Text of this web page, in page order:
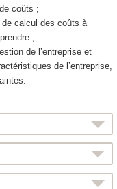
coûts ;
calcul des coûts à
;
de l’entreprise et
de l’entreprise,